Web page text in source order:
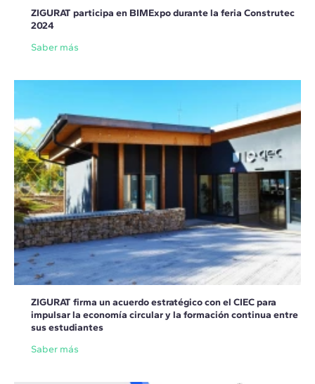
ZIGURAT participa en BIMExpo durante la feria Construtec
2024
Saber más
ZIGURAT firma un acuerdo estratégico con el CIEC para
impulsar la economía circular y la formación continua entre
sus estudiantes
Saber más